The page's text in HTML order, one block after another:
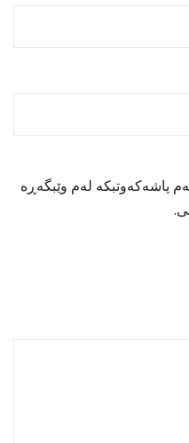
پاشەکەوتبکە لەم وێبگەڕە